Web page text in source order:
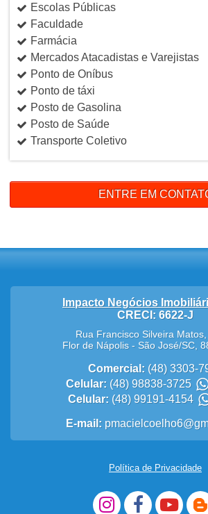
Escolas Públicas
Faculdade
Farmácia
Mercados Atacadistas e Varejistas
Ponto de Oníbus
Ponto de táxi
Posto de Gasolina
Posto de Saúde
Transporte Coletivo
ENTRE EM
Impacto Negócios
CRECI: 6622-J
Rua Francisco Silveira
Flor de Nápolis - São José/SC
Comercial: (48) 3303-
Celular: (48) 98838-3725
Celular: (48) 99191-4154
E-mail:
Política de Privacidade